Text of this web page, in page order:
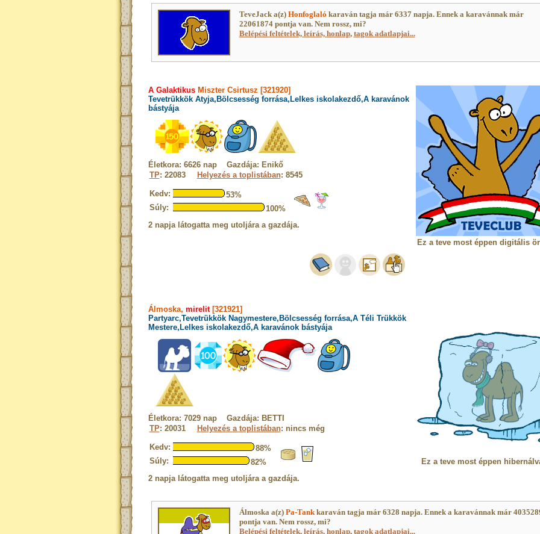
TeveJack a(z) Honfoglaló karaván tagja már 6337 napja. Ennek a karavánnak már
22061874 pontja van. Nem rossz, mi?
Belépési feltételek, leírás, honlap, tagok adatlapjai...
A GalaktikusMiszter Csirtusz [321920]
Tevetrükkök Atyja,Bölcsesség forrása,Lelkes iskolakezdő,A karavánok
bástyája
Életkora: 6626 nap Gazdája: Enikő
TP: 22083 Helyezés a toplistában: 8545
Kedv:
53%
Súly:
100%
2 napja látogatta meg utoljára a gazdája.
Ez a teve most éppen digitális
Álmoska, mirelit[321921]
Partyarc,Tevetrükkök Nagymestere,Bölcsesség forrása,A Téli Trükkök
Mestere,Lelkes iskolakezdő,A karavánok bástyája
Életkora: 7029 nap Gazdája: BETTI
TP: 20031 Helyezés a toplistában: nincs még
Kedv:
88%
Súly:
82%
2 napja látogatta meg utoljára a gazdája.
Ez a teve most éppen
Álmoska a(z) Pa-Tankkaraván tagja már 6328 napja. Ennek a karavánnak már
pontja van. Nem rossz, mi?
Belépési feltételek, leírás, honlap, tagok adatlapjai...